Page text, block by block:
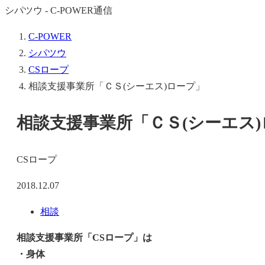
シパツウ - C-POWER通信
C-POWER
シパツウ
CSロープ
相談支援事業所「ＣＳ(シーエス)ロープ」
相談支援事業所「ＣＳ(シーエス)
CSロープ
2018.12.07
相談
相談支援事業所「CSロープ」は
・身体